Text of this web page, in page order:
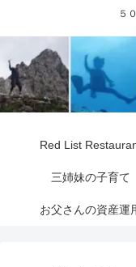
５
Red List
三姉妹の子育て
お父さんの資産運